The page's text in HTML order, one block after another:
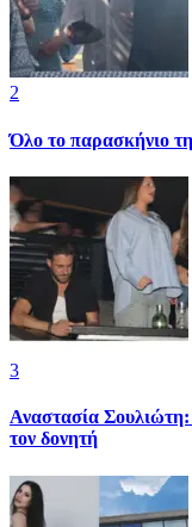
2
Όλο το παρασκήνιο
3
Αναστασία
τον δονητή